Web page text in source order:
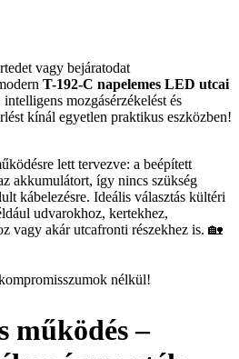
vagy bejáratodat
T-192-C napelemes LED utcai
mozgásérzékelést és
kínál egyetlen praktikus eszközben!
lett tervezve: a beépített
akkumulátort, így nincs szükség
kábelezésre. Ideális választás kültéri
udvarokhoz, kertekhez,
vagy akár utcafronti részekhez is. 🏡
nélkül!
működés –